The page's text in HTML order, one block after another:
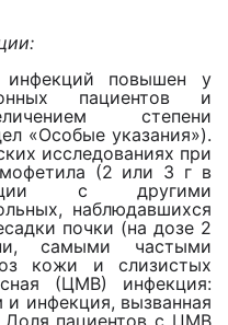
инфекций повышен у
пациентов и
степени
«Особые указания»).
исследованиях при
мофетила (2 или 3 г в
с другими
наблюдавшихся
почки (на дозе 2
самыми частыми
кожи и слизистых
(ЦМВ) инфекция:
инфекция, вызванная
Доля пациентов с ЦМВ